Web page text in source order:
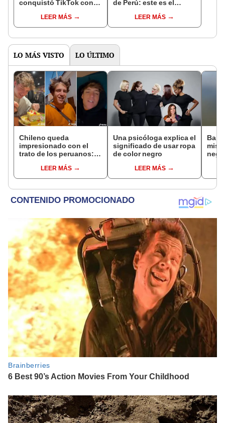
conquistó TikTok con
"Mi amor nació por la
gastronomía"
LEER MÁS
de Perú: este es el
llegar a cobrar por 1.000
vistas
LEER MÁS
LO MÁS VISTO LO ÚLTIMO
Chileno queda
impresionado con el
trato de los peruanos:
serviciales”
LEER MÁS
Una psicóloga explica el
significado de usar ropa
de color negro
LEER MÁS